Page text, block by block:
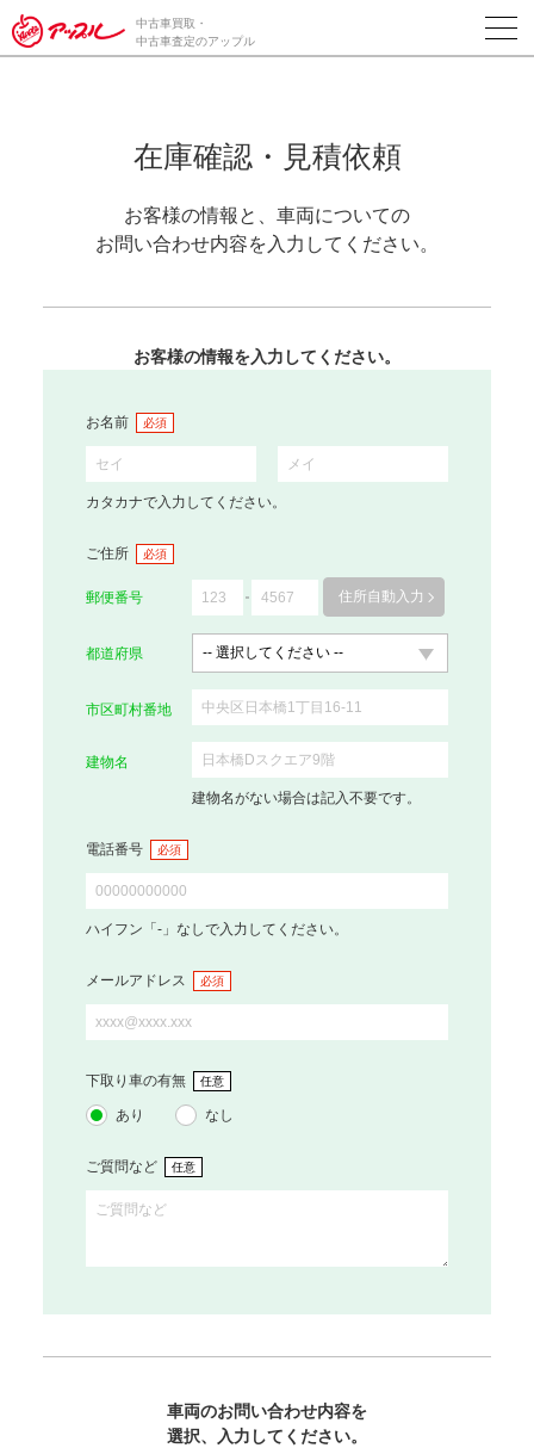
中古車買取・
中古車査定のアップル
在庫確認・見積依頼
お客様の情報と、車両についての
お問い合わせ内容を入力してください。
お客様の情報を入力してください。
お名前 必須
カタカナで入力してください。
ご住所 必須
郵便番号 住所自動入力
都道府県
市区町村番地
建物名
建物名がない場合は記入不要です。
電話番号 必須
ハイフン「-」なしで入力してください。
メールアドレス 必須
下取り車の有無 任意
あり なし
ご質問など 任意
車両のお問い合わせ内容を
選択、入力してください。